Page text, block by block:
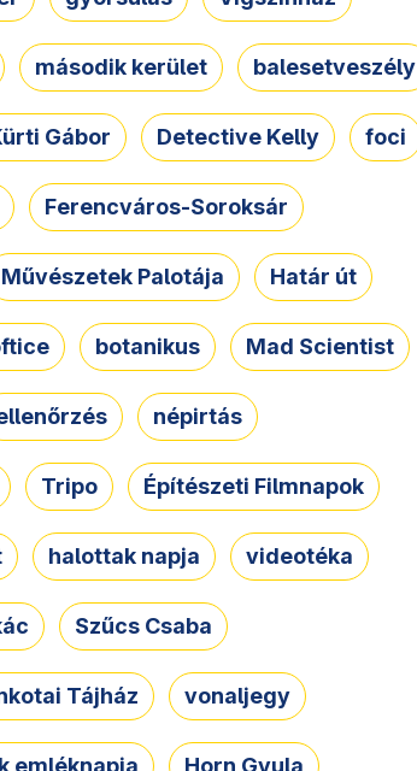
második kerület balesetveszély
Gábor Detective Kelly foci
Ferencváros-Soroksár
Művészetek Palotája Határ út
botanikus Mad Scientist
népirtás
Tripo Építészeti Filmnapok
halottak napja videotéka
Szűcs Csaba
Tájház vonaljegy
emléknapja Horn Gyula